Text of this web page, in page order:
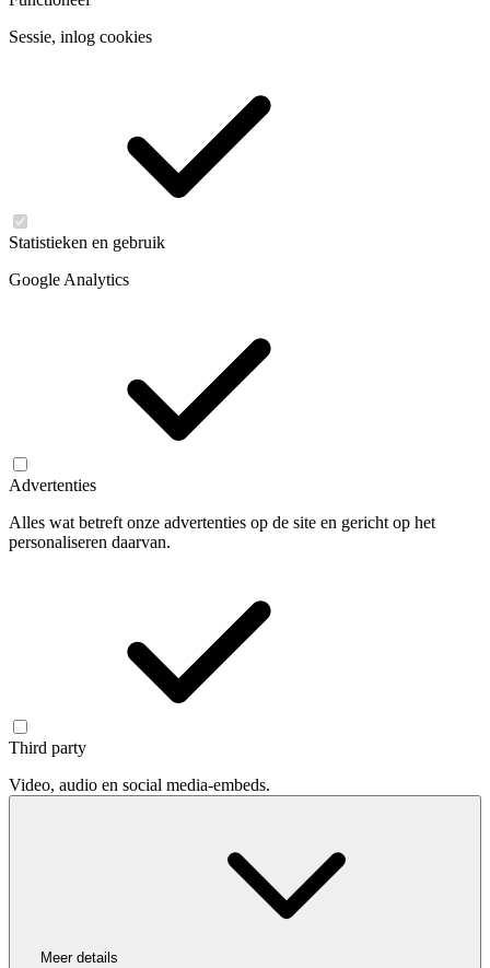
Sessie, inlog cookies
Statistieken en gebruik
Google Analytics
Advertenties
Alles wat betreft onze advertenties op de site en gericht op het
personaliseren daarvan.
Third party
Video, audio en social media-embeds.
Meer details